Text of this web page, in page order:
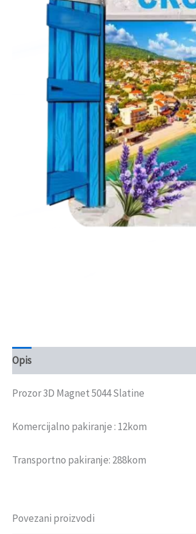
Opis
Prozor 3D Magnet 5044 Slatine
Komercijalno pakiranje : 12kom
Transportno pakiranje: 288kom
Povezani proizvodi